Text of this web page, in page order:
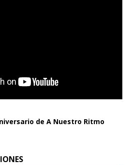
de A Nuestro Ritmo